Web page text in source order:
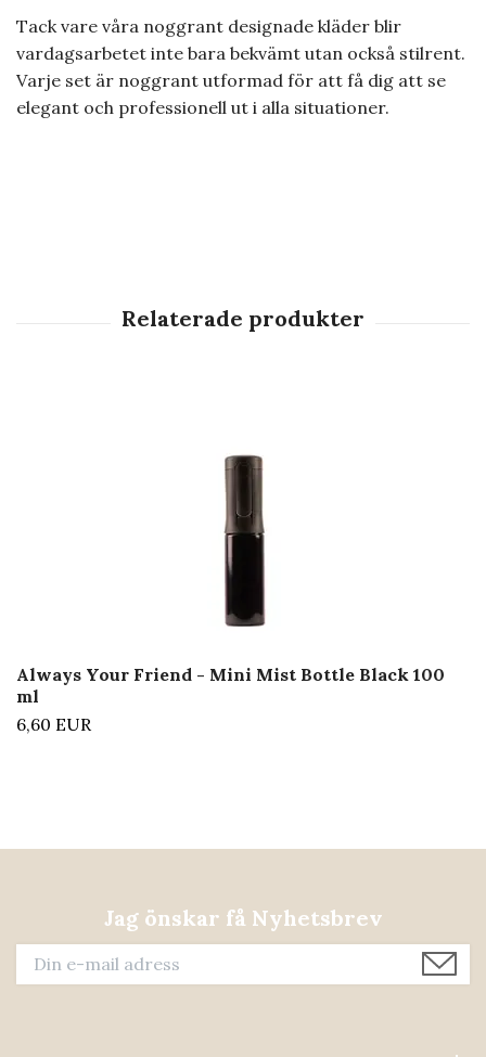
Tack vare våra noggrant designade kläder blir
vardagsarbetet inte bara bekvämt utan också stilrent.
Varje set är noggrant utformad för att få dig att se
elegant och professionell ut i alla situationer.
Always Your Friend - Mini Mist Bottle Black 100
ml
6,60 EUR
Jag önskar få Nyhetsbrev